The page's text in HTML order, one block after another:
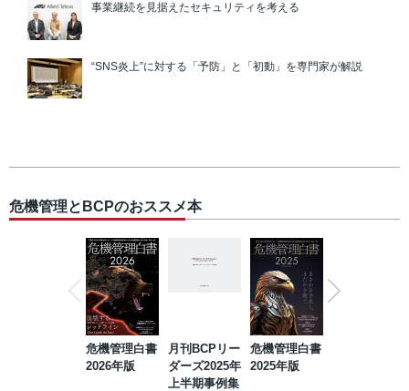
事業継続を見据えたセキュリティを考える
“SNS炎上”に対する「予防」と「初動」を専門家が解説
危機管理とBCPのおススメ本
危機管理白書
2026年版
月刊BCPリー
ダーズ2025年
上半期事例集
危機管理白書
2025年版